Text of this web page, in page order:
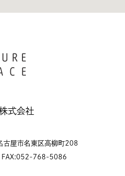
式会社
屋市名東区高柳町208
768-5086